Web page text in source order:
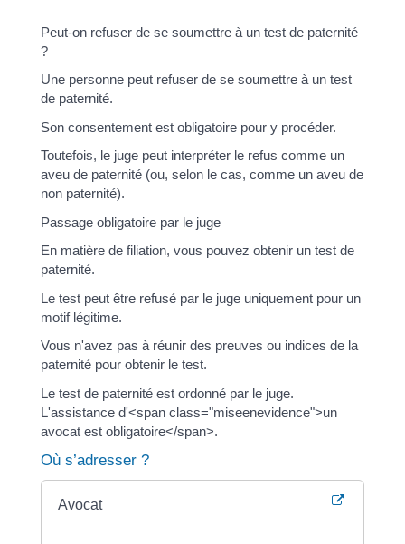
Peut-on refuser de se soumettre à un test de paternité
?
Une personne peut refuser de se soumettre à un test
de paternité.
Son consentement est obligatoire pour y procéder.
Toutefois, le juge peut interpréter le refus comme un
aveu de paternité (ou, selon le cas, comme un aveu de
non paternité).
Passage obligatoire par le juge
En matière de filiation, vous pouvez obtenir un test de
paternité.
Le test peut être refusé par le juge uniquement pour un
motif légitime.
Vous n'avez pas à réunir des preuves ou indices de la
paternité pour obtenir le test.
Le test de paternité est ordonné par le juge.
L'assistance d'<span class="miseenevidence">un
avocat est obligatoire</span>.
Où s’adresser ?
Avocat